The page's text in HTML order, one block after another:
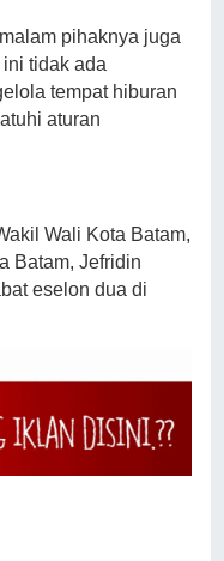
pihaknya juga
tidak ada
tempat hiburan
aturan
Wali Kota Batam,
Batam, Jefridin
eselon dua di